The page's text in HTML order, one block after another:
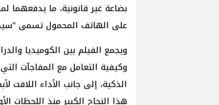
بضاعة غير قانونية، ما يدفعهما
على الهاتف المحمول تسمى
ويجمع الفيلم بين الكوميديا
وكيفية التعامل مع المفاجآت
الذكية، إلى جانب الأداء اللافت
هذا النجاح الكبير منذ اللحظات